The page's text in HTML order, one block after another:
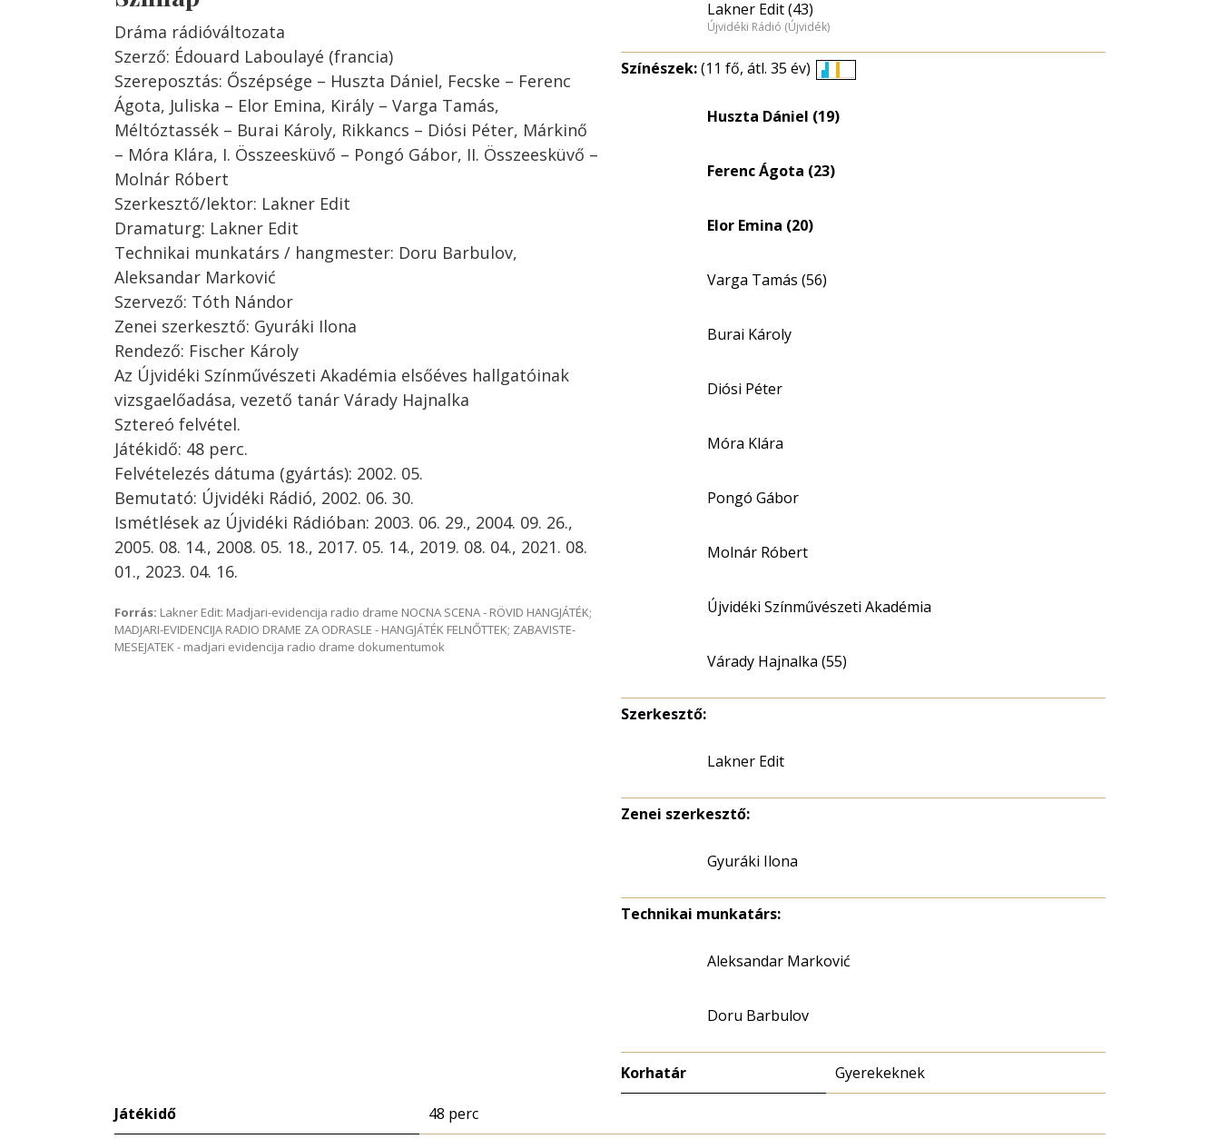
Dráma rádióváltozata
Szerző: Édouard Laboulayé (francia)
Szereposztás: Őszépsége – Huszta Dániel, Fecske – Ferenc
Ágota, Juliska – Elor Emina, Király – Varga Tamás,
Méltóztassék – Burai Károly, Rikkancs – Diósi Péter, Márkinő
– Móra Klára, I. Összeesküvő – Pongó Gábor, II. Összeesküvő –
Molnár Róbert
Szerkesztő/lektor: Lakner Edit
Dramaturg: Lakner Edit
Technikai munkatárs / hangmester: Doru Barbulov,
Aleksandar Marković
Szervező: Tóth Nándor
Zenei szerkesztő: Gyuráki Ilona
Rendező: Fischer Károly
Az Újvidéki Színművészeti Akadémia elsőéves hallgatóinak
vizsgaelőadása, vezető tanár Várady Hajnalka
Sztereó felvétel.
Játékidő: 48 perc.
Felvételezés dátuma (gyártás): 2002. 05.
Bemutató: Újvidéki Rádió, 2002. 06. 30.
Ismétlések az Újvidéki Rádióban: 2003. 06. 29., 2004. 09. 26.,
2005. 08. 14., 2008. 05. 18., 2017. 05. 14., 2019. 08. 04., 2021. 08.
01., 2023. 04. 16.
Forrás: Lakner Edit: Madjari-evidencija radio drame NOCNA SCENA - RÖVID HANGJÁTÉK;
MADJARI-EVIDENCIJA RADIO DRAME ZA ODRASLE - HANGJÁTÉK FELNŐTTEK; ZABAVISTE-
MESEJATEK - madjari evidencija radio drame dokumentumok
Lakner Edit (43)
Újvidéki Rádió (Újvidék)
Színészek:(11 fő, átl. 35 év)
eloszlás
Huszta Dániel (19)
Ferenc Ágota (23)
Elor Emina (20)
Varga Tamás (56)
Burai Károly
Diósi Péter
Móra Klára
Pongó Gábor
Molnár Róbert
Újvidéki Színművészeti Akadémia
Várady Hajnalka (55)
Szerkesztő:
Lakner Edit
Zenei szerkesztő:
Gyuráki Ilona
Technikai munkatárs:
Aleksandar Marković
Doru Barbulov
Korhatár Gyerekeknek
Játékidő 48 perc